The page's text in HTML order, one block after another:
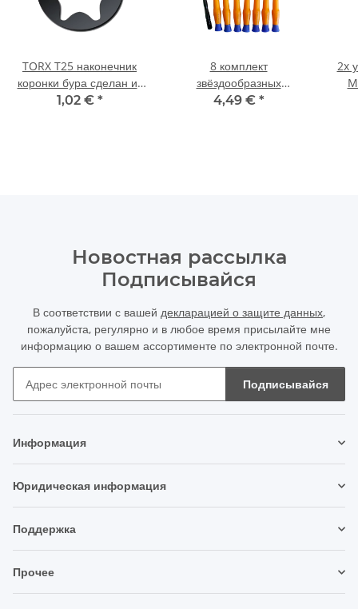
TORX T25 наконечник
коронки бура сделан из
материала 25 mm
1,02 € *
8 комплект
звёздообразных
шуруповёртов T3-T10
4,49 € *
2x
Новостная рассылка
Подписывайся
В соответствии с вашей декларацией о защите данных,
пожалуйста, регулярно и в любое время присылайте мне
информацию о вашем ассортименте по электронной почте.
Подписывайся
Информация
Юридическая информация
Поддержка
Прочее